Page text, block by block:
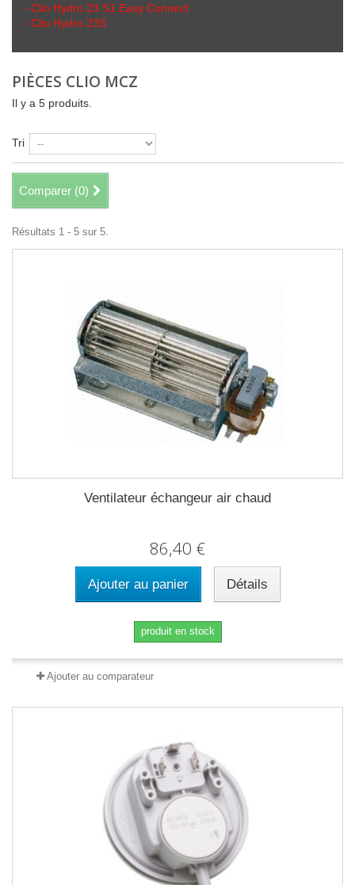
- Clio Hydro 23 S1 Easy Connect
- Clio Hydro 23S
PIÈCES CLIO MCZ
Il y a 5 produits.
Tri
Comparer (0)
Résultats 1 - 5 sur 5.
Ventilateur échangeur air chaud
86,40 €
Ajouter au panier Détails
produit en stock
Ajouter au comparateur